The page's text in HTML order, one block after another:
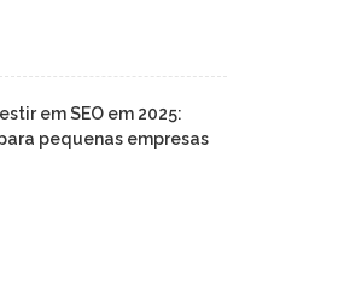
em SEO em 2025:
pequenas empresas